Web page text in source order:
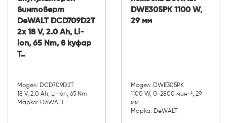
винтоверт
DeWALT DCD709D2T
2x 18 V, 2.0 Ah, Li-
ion, 65 Nm, в куфар
T..
Модел: DCD709D2T
18 V, 2.0 Ah, Li-Ion, 65 Nm
Марка: DeWALT
DWE305PK 1100 W,
29 мм
Модел: DWE305PK
1100 W, 0-2800 мин-¹, 29
мм
Марка: DeWALT